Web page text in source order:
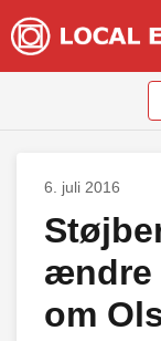
6. juli 2016
ændre
om